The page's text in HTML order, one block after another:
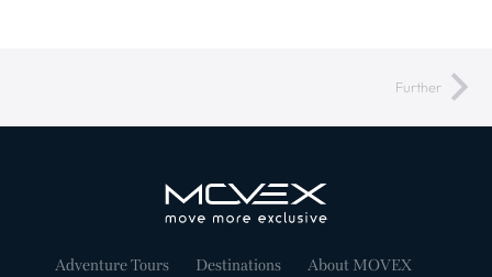
Further
Adventure Tours Destinations
About MOVEX